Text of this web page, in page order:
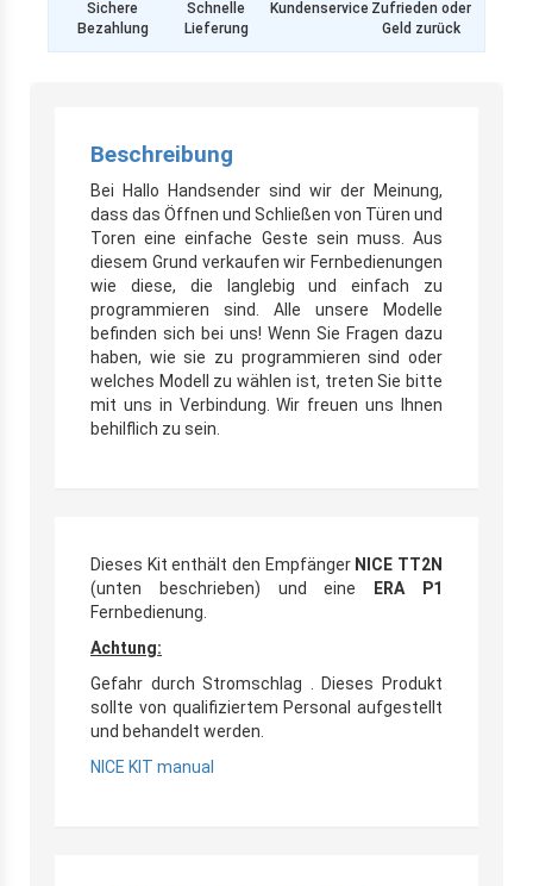
Sichere
Bezahlung
Schnelle
Lieferung
Kundenservice Zufrieden oder
Geld zurück
Beschreibung
Bei Hallo Handsender sind wir der Meinung,
dass das Öffnen und Schließen von Türen und
Toren eine einfache Geste sein muss. Aus
diesem Grund verkaufen wir Fernbedienungen
wie diese, die langlebig und einfach zu
programmieren sind. Alle unsere Modelle
befinden sich bei uns! Wenn Sie Fragen dazu
haben, wie sie zu programmieren sind oder
welches Modell zu wählen ist, treten Sie bitte
mit uns in Verbindung. Wir freuen uns Ihnen
behilflich zu sein.
Dieses Kit enthält den Empfänger NICE TT2N
(unten beschrieben) und eine ERA P1
Fernbedienung.
Achtung:
Gefahr durch Stromschlag . Dieses Produkt
sollte von qualifiziertem Personal aufgestellt
und behandelt werden.
NICE KIT manual